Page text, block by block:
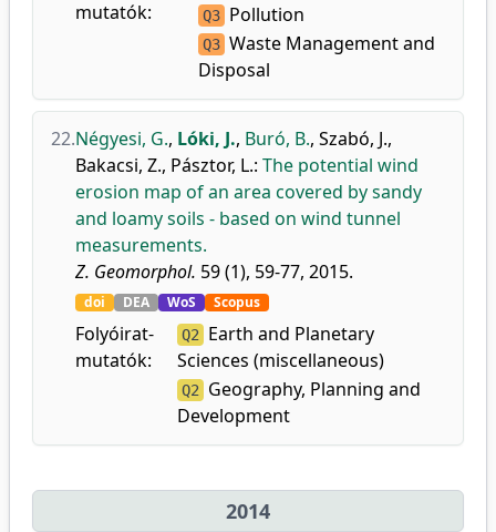
mutatók: Q3 Pollution
Q3 Waste Management and
Disposal
22.Négyesi, G., Lóki, J., Buró, B., Szabó, J.,
Bakacsi, Z., Pásztor, L.: The potential wind
erosion map of an area covered by sandy
and loamy soils - based on wind tunnel
measurements.
Z. Geomorphol. 59 (1), 59-77, 2015.
doi DEA WoS Scopus
Folyóirat-
mutatók:
Q2 Earth and Planetary
Sciences (miscellaneous)
Q2 Geography, Planning and
Development
2014